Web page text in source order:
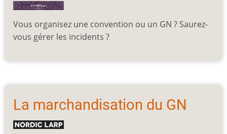
Vous organisez une convention ou un GN ? Saurez-
vous gérer les incidents ?
La marchandisation du GN